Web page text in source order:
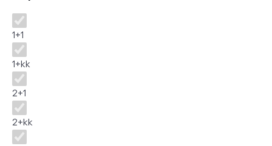
Dispozice
1+1
1+kk
2+1
2+kk